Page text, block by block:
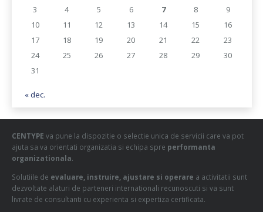
3
4 5 6 7 8
9
10
11 12 13 14 15
16
17
18 19 20 21 22
23
24
25 26 27 28 29
30
31
« dec.
CENTYPE va pune la dispozitie o selectie unica de servicii care va pot
ajuta sa va orientati organizatia si echipa spre performanta
organizationala.
Solutiile de evaluare, instruire, ajustare si operare a activitatii sunt
dezvoltate alaturi de parteneri internationali recunoscuti si va sunt
livrate de consultanti cu experienta si expertiza certificata.